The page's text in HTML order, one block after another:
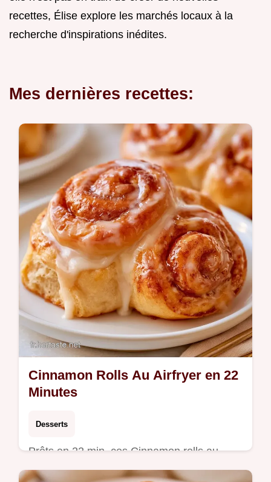
recettes, Élise explore les marchés locaux à la
recherche d'inspirations inédites.
Mes dernières recettes:
Cinnamon Rolls Au Airfryer en 22
Minutes
Desserts
Prêts en 22 min, ces Cinnamon rolls au
airfryer sont gourmands. Un tableau détaille